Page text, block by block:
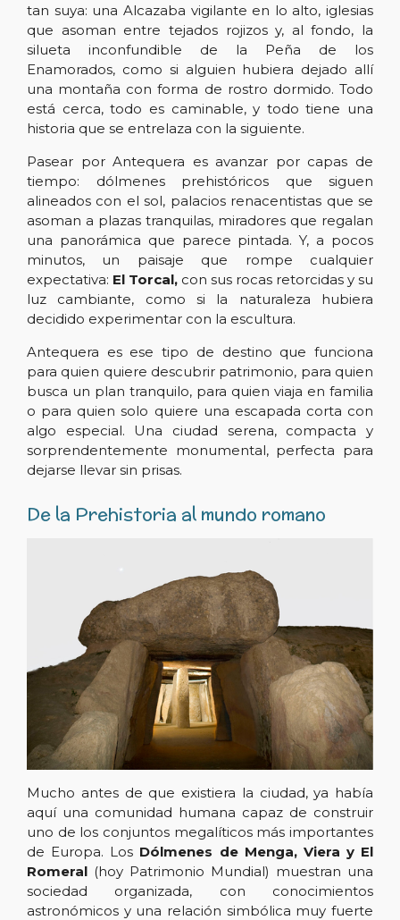
tan suya: una Alcazaba vigilante en lo alto, iglesias
que asoman entre tejados rojizos y, al fondo, la
silueta inconfundible de la Peña de los
Enamorados, como si alguien hubiera dejado allí
una montaña con forma de rostro dormido. Todo
está cerca, todo es caminable, y todo tiene una
historia que se entrelaza con la siguiente.
Pasear por Antequera es avanzar por capas de
tiempo: dólmenes prehistóricos que siguen
alineados con el sol, palacios renacentistas que se
asoman a plazas tranquilas, miradores que regalan
una panorámica que parece pintada. Y, a pocos
minutos, un paisaje que rompe cualquier
expectativa: El Torcal, con sus rocas retorcidas y su
luz cambiante, como si la naturaleza hubiera
decidido experimentar con la escultura.
Antequera es ese tipo de destino que funciona
para quien quiere descubrir patrimonio, para quien
busca un plan tranquilo, para quien viaja en familia
o para quien solo quiere una escapada corta con
algo especial. Una ciudad serena, compacta y
sorprendentemente monumental, perfecta para
dejarse llevar sin prisas.
De la Prehistoria al mundo romano
Mucho antes de que existiera la ciudad, ya había
aquí una comunidad humana capaz de construir
uno de los conjuntos megalíticos más importantes
de Europa. Los Dólmenes de Menga, Viera y El
Romeral (hoy Patrimonio Mundial) muestran una
sociedad organizada, con conocimientos
astronómicos y una relación simbólica muy fuerte